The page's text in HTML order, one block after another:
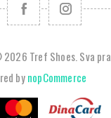
Tref Shoes. Sva
bynopCommerce